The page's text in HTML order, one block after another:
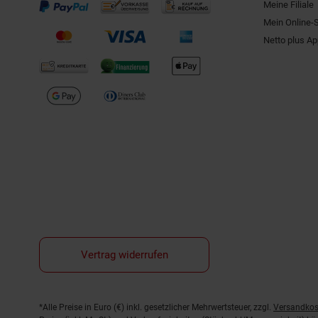
Meine Filiale
Mein Online-
Netto plus
Vertrag widerrufen
Fußnoten
*Alle Preise in Euro (€) inkl. gesetzlicher Mehrwertsteuer, zzgl.